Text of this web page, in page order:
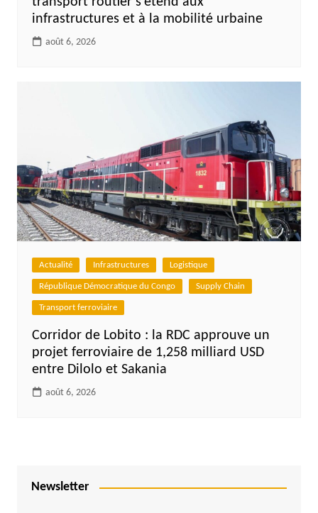
infrastructures et à la mobilité urbaine
août 6, 2026
Actualité Infrastructures Logistique
République Démocratique du Congo Supply Chain
Transport ferroviaire
Corridor de Lobito : la RDC approuve un
projet ferroviaire de 1,258 milliard USD
entre Dilolo et Sakania
août 6, 2026
Newsletter